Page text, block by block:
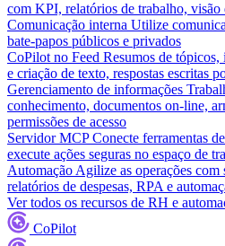
com KPI, relatórios de trabalho, visão
Comunicação interna Utilize
bate-papos públicos e privados
CoPilot no Feed Resumos de
e criação de texto, respostas escritas
Gerenciamento de informações
conhecimento, documentos on-line,
permissões de acesso
Servidor MCP Conecte ferramentas
execute ações seguras no espaço de
Automação Agilize as operações com
relatórios de despesas, RPA e
Ver todos os recursos de RH e
CoPilot